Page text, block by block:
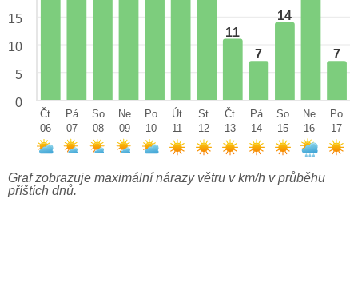
11
7
14
7
15
10
5
0
Čt
06
Pá
07
So
08
Ne
09
Po
10
Út
11
St
12
Čt
13
Pá
14
So
15
Ne
16
Po
17
Graf zobrazuje maximální nárazy větru v km/h v průběhu
příštích dnů.